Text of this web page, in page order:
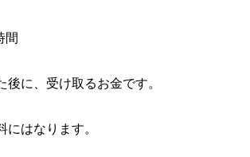
間
後に、受け取るお金です。
にはなります。